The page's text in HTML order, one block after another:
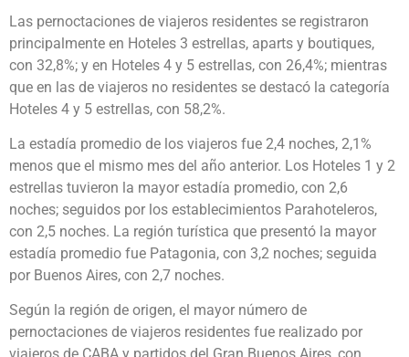
Las pernoctaciones de viajeros residentes se registraron
principalmente en Hoteles 3 estrellas, aparts y boutiques,
con 32,8%; y en Hoteles 4 y 5 estrellas, con 26,4%; mientras
que en las de viajeros no residentes se destacó la categoría
Hoteles 4 y 5 estrellas, con 58,2%.
La estadía promedio de los viajeros fue 2,4 noches, 2,1%
menos que el mismo mes del año anterior. Los Hoteles 1 y 2
estrellas tuvieron la mayor estadía promedio, con 2,6
noches; seguidos por los establecimientos Parahoteleros,
con 2,5 noches. La región turística que presentó la mayor
estadía promedio fue Patagonia, con 3,2 noches; seguida
por Buenos Aires, con 2,7 noches.
Según la región de origen, el mayor número de
pernoctaciones de viajeros residentes fue realizado por